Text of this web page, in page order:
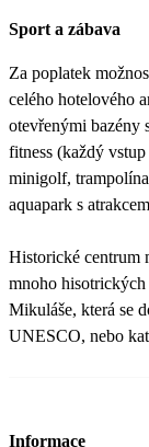
Sport a zábava
Za poplatek
celého hotelového
otevřenými bazény
fitness (každý
minigolf,
aquapark s
Historické centrum
mnoho hisotrických
Mikuláše, která se
UNESCO, nebo
Informace